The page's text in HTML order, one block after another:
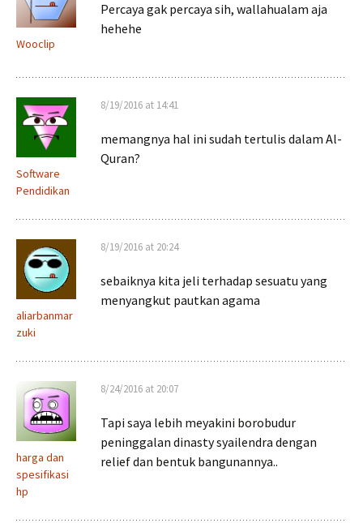
Wooclip
Percaya gak percaya sih, wallahualam aja
hehehe
Software
Pendidikan
8/19/2016 at 14:41
memangnya hal ini sudah tertulis dalam Al-
Quran?
aliarbanmar
zuki
8/19/2016 at 20:24
sebaiknya kita jeli terhadap sesuatu yang
menyangkut pautkan agama
harga dan
spesifikasi
hp
8/24/2016 at 20:07
Tapi saya lebih meyakini borobudur
peninggalan dinasty syailendra dengan
relief dan bentuk bangunannya..